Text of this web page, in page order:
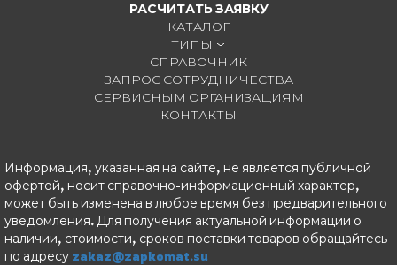
РАСЧИТАТЬ ЗАЯВКУ
КАТАЛОГ
ТИПЫ
СПРАВОЧНИК
ЗАПРОС СОТРУДНИЧЕСТВА
СЕРВИСНЫМ ОРГАНИЗАЦИЯМ
КОНТАКТЫ
Информация, указанная на сайте, не является публичной
офертой, носит справочно-информационный характер,
может быть изменена в любое время без предварительного
уведомления. Для получения актуальной информации о
наличии, стоимости, сроков поставки товаров обращайтесь
по адресу zakaz@zapkomat.su